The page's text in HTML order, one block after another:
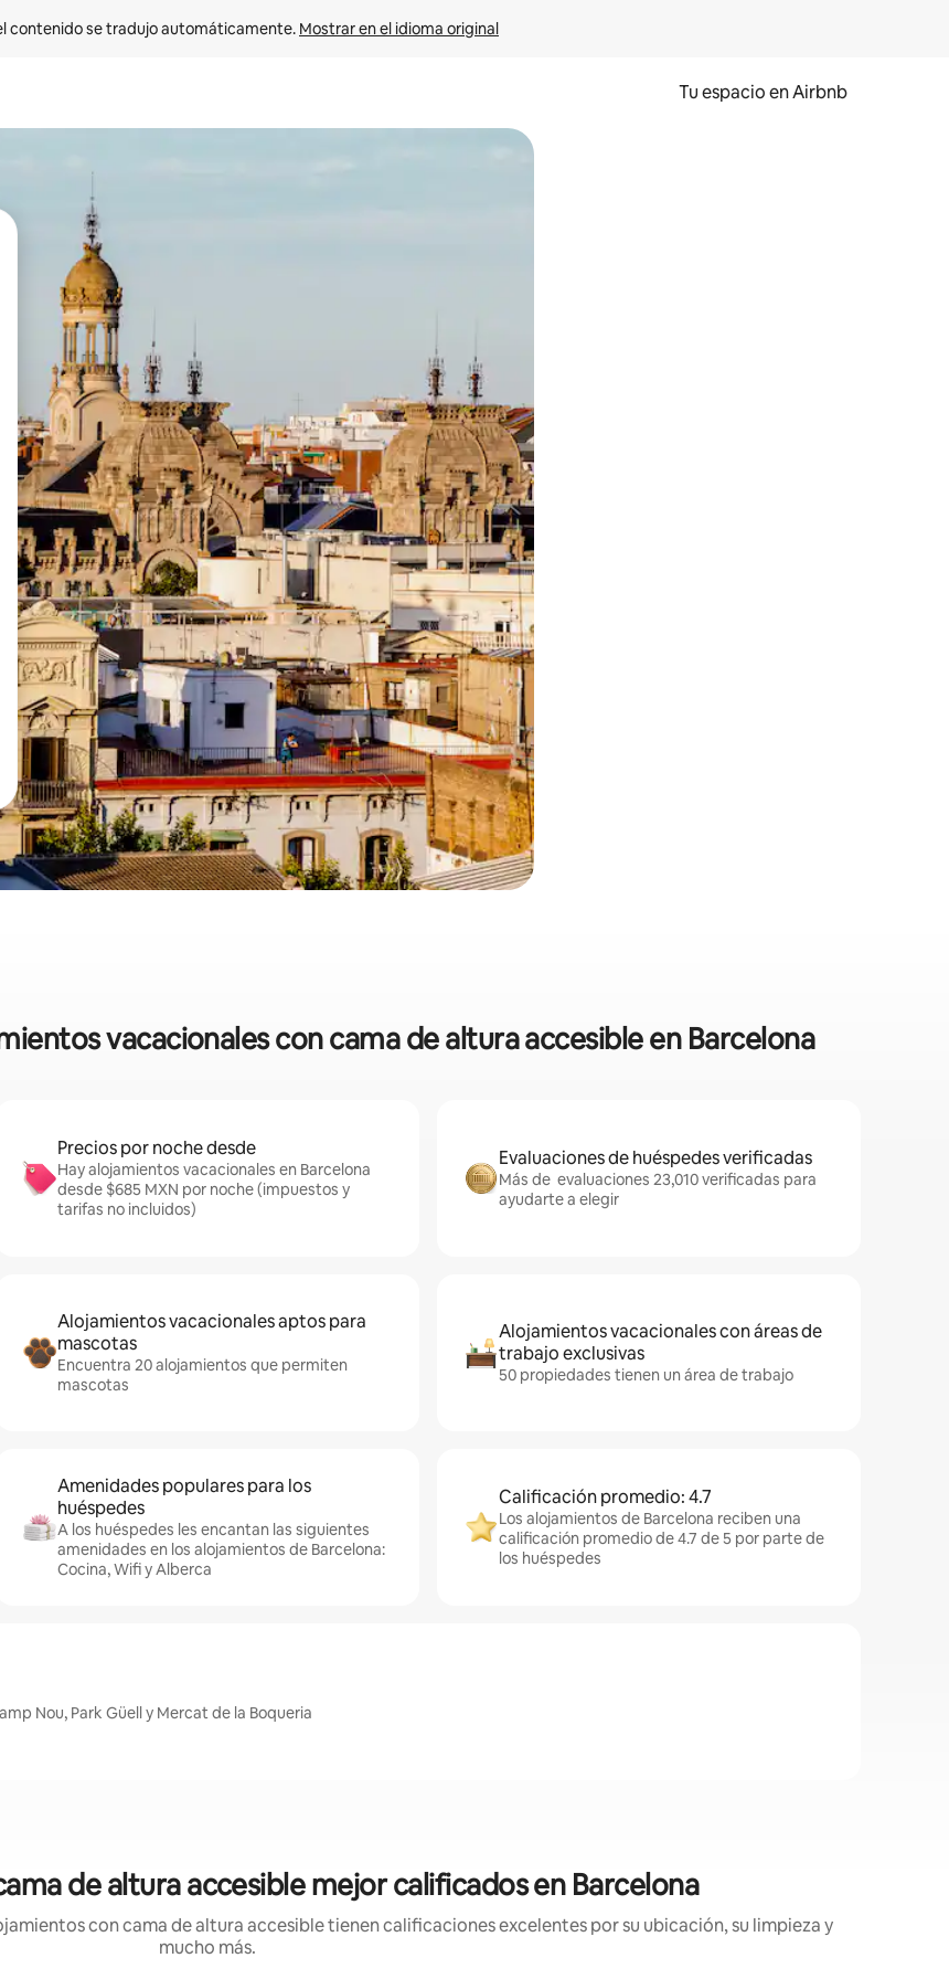
contenido se tradujo automáticamente. Mostrar en el idioma original
Tu espacio en Airbnb
usando las teclas de las flechas hacia arriba y hacia abajo, o bien tocando y deslizando la pantalla.
vacacionales con cama de altura accesible en Barcelona
Precios por noche desde
Hay alojamientos vacacionales en Barcelona
desde $685 MXN por noche (impuestos y
tarifas no incluidos)
Evaluaciones de huéspedes verificadas
Más de evaluaciones 23,010 verificadas para
ayudarte a elegir
Alojamientos vacacionales aptos para
mascotas
Encuentra 20 alojamientos que permiten
mascotas
Alojamientos vacacionales con áreas de
trabajo exclusivas
50 propiedades tienen un área de trabajo
Amenidades populares para los
huéspedes
A los huéspedes les encantan las siguientes
amenidades en los alojamientos de Barcelona:
Cocina, Wifi y Alberca
Calificación promedio: 4.7
Los alojamientos de Barcelona reciben una
calificación promedio de 4.7 de 5 por parte de
los huéspedes
Nou, Park Güell y Mercat de la Boqueria
de altura accesible mejor calificados en Barcelona
con cama de altura accesible tienen calificaciones excelentes por su ubicación, su limpieza y
mucho más.